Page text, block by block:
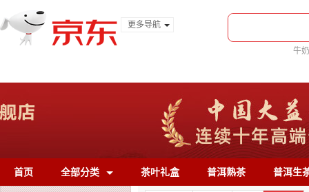
更多导航
牛奶
首页 全部分类 茶叶礼盒 普洱熟茶 普洱生